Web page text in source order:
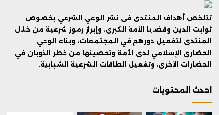
تتلخص أهداف المنتدى فى نشر الوعي الشرعي بخصوص
ثوابت الدين وقضايا الأمة الكبرى، وإبراز رموز شرعية من خلال
المنتدى لتفعيل دورهم في المجتمعات، وبناء الوعي
الحضاري الإسلامي لدى الأمة وتحصينها من خطر الذوبان في
الحضارات الأخرى، وتفعيل الطاقات الشرعية الشبابية.
احدث المحتويات